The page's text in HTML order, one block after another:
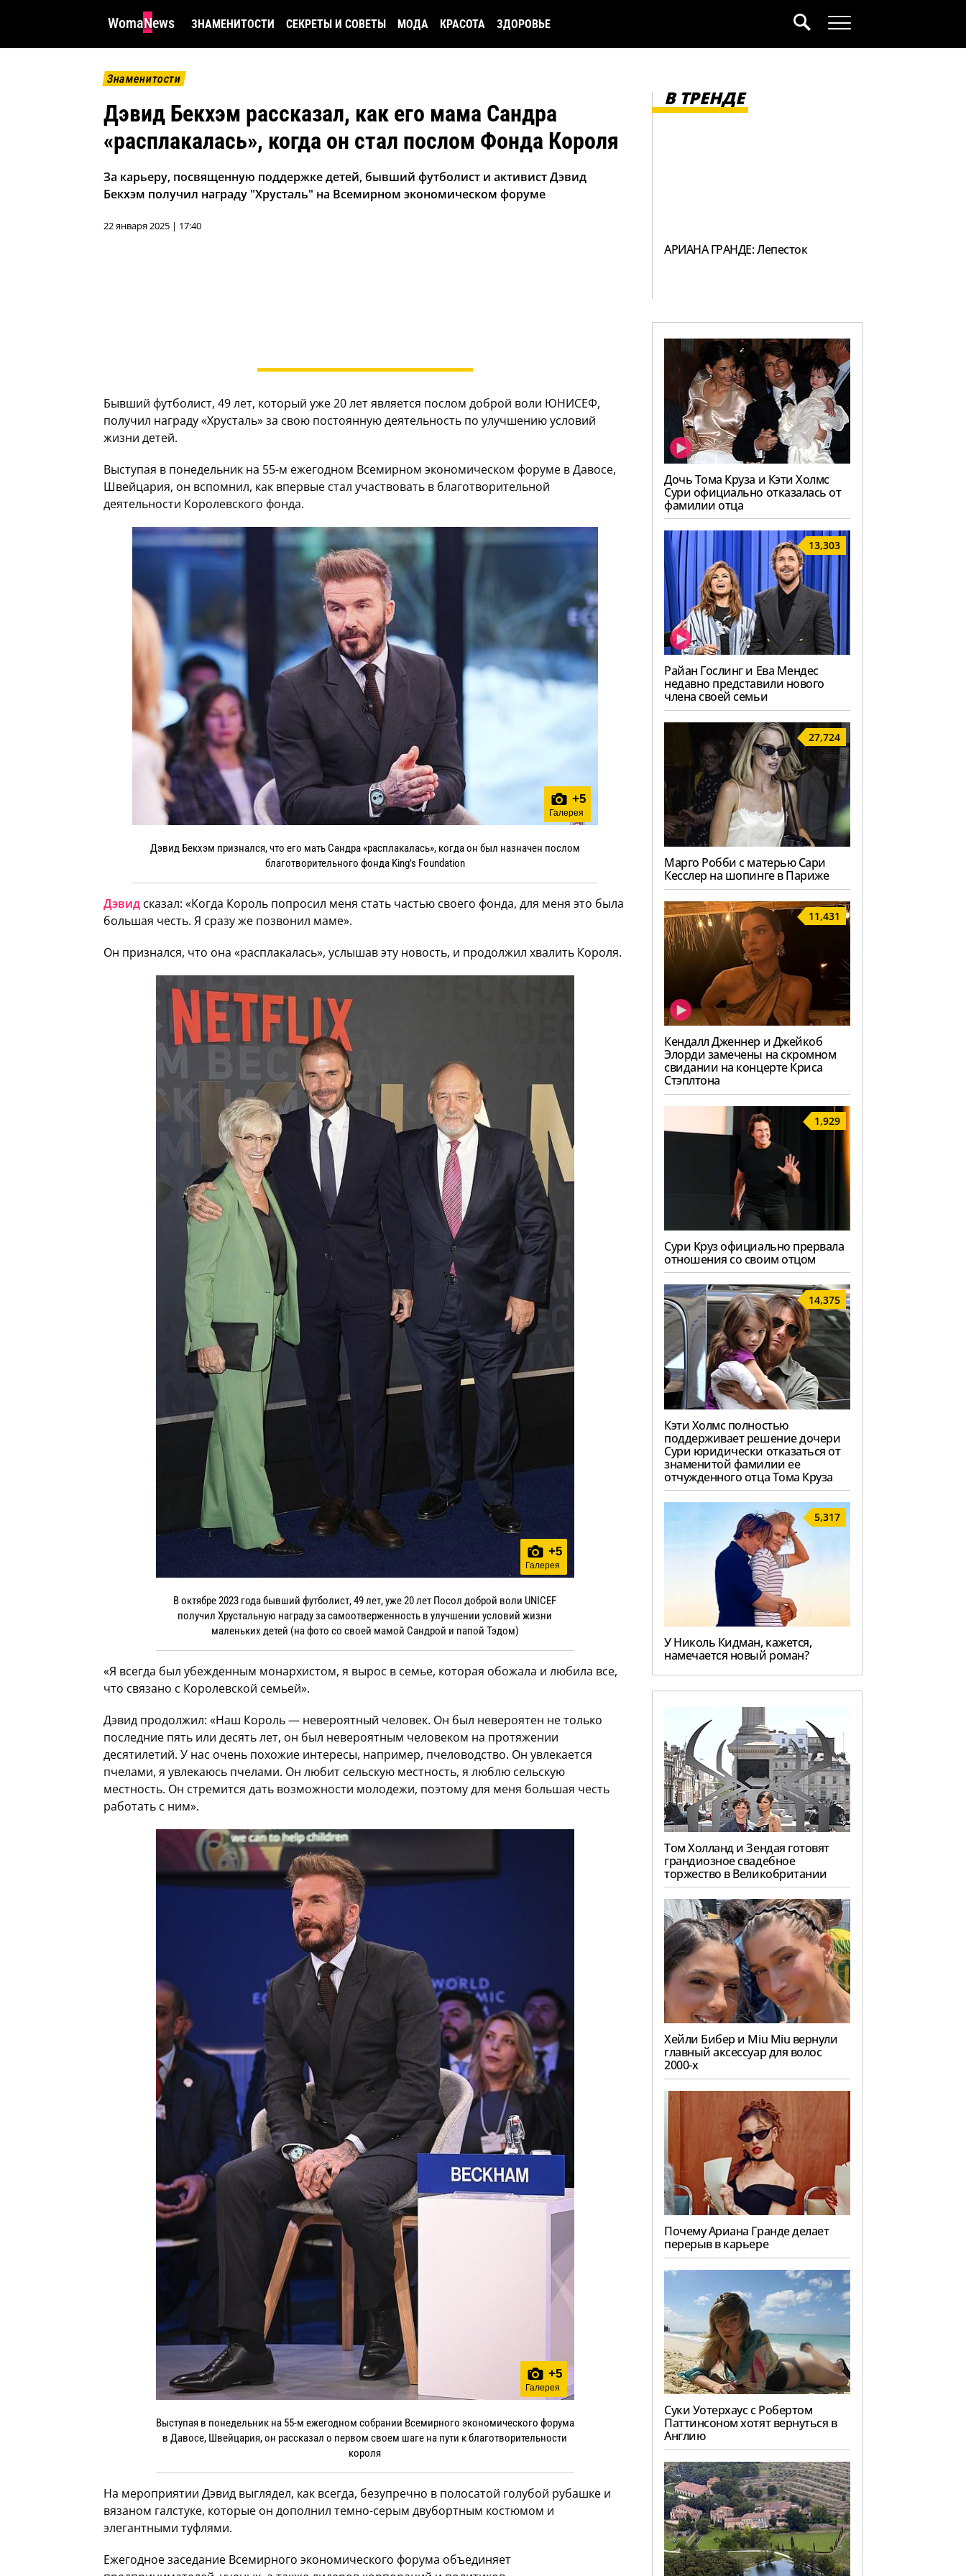
WomaNews ЗНАМЕНИТОСТИ СЕКРЕТЫ И СОВЕТЫ МОДА КРАСОТА ЗДОРОВЬЕ
Знаменитости
Дэвид Бекхэм рассказал, как его мама Сандра
«расплакалась», когда он стал послом Фонда Короля
За карьеру, посвященную поддержке детей, бывший футболист и активист Дэвид
Бекхэм получил награду "Хрусталь" на Всемирном экономическом форуме
22 января 2025 | 17:40
Бывший футболист, 49 лет, который уже 20 лет является послом доброй воли ЮНИСЕФ,
получил награду «Хрусталь» за свою постоянную деятельность по улучшению условий
жизни детей.
Выступая в понедельник на 55-м ежегодном Всемирном экономическом форуме в Давосе,
Швейцария, он вспомнил, как впервые стал участвовать в благотворительной
деятельности Королевского фонда.
+5
Галерея
Дэвид Бекхэм признался, что его мать Сандра «расплакалась», когда он был назначен послом
благотворительного фонда King's Foundation
Дэвид сказал: «Когда Король попросил меня стать частью своего фонда, для меня это была
большая честь. Я сразу же позвонил маме».
Он признался, что она «расплакалась», услышав эту новость, и продолжил хвалить Короля.
+5
Галерея
В октябре 2023 года бывший футболист, 49 лет, уже 20 лет Посол доброй воли UNICEF
получил Хрустальную награду за самоотверженность в улучшении условий жизни
маленьких детей (на фото со своей мамой Сандрой и папой Тэдом)
«Я всегда был убежденным монархистом, я вырос в семье, которая обожала и любила все,
что связано с Королевской семьей».
Дэвид продолжил: «Наш Король — невероятный человек. Он был невероятен не только
последние пять или десять лет, он был невероятным человеком на протяжении
десятилетий. У нас очень похожие интересы, например, пчеловодство. Он увлекается
пчелами, я увлекаюсь пчелами. Он любит сельскую местность, я люблю сельскую
местность. Он стремится дать возможности молодежи, поэтому для меня большая честь
работать с ним».
+5
Галерея
Выступая в понедельник на 55-м ежегодном собрании Всемирного экономического форума
в Давосе, Швейцария, он рассказал о первом своем шаге на пути к благотворительности
короля
На мероприятии Дэвид выглядел, как всегда, безупречно в полосатой голубой рубашке и
вязаном галстуке, которые он дополнил темно-серым двубортным костюмом и
элегантными туфлями.
Ежегодное заседание Всемирного экономического форума объединяет
В ТРЕНДЕ
АРИАНА ГРАНДЕ: Лепесток
Дочь Тома Круза и Кэти Холмс
Сури официально отказалась от
фамилии отца
13,303
Райан Гослинг и Ева Мендес
недавно представили нового
члена своей семьи
27,724
Марго Робби с матерью Сари
Кесслер на шопинге в Париже
11,431
Кендалл Дженнер и Джейкоб
Элорди замечены на скромном
свидании на концерте Криса
Стэплтона
1,929
Сури Круз официально прервала
отношения со своим отцом
14,375
Кэти Холмс полностью
поддерживает решение дочери
Сури юридически отказаться от
знаменитой фамилии ее
отчужденного отца Тома Круза
5,317
У Николь Кидман, кажется,
намечается новый роман?
Том Холланд и Зендая готовят
грандиозное свадебное
торжество в Великобритании
Хейли Бибер и Miu Miu вернули
главный аксессуар для волос
2000-х
Почему Ариана Гранде делает
перерыв в карьере
Суки Уотерхаус с Робертом
Паттинсоном хотят вернуться в
Англию